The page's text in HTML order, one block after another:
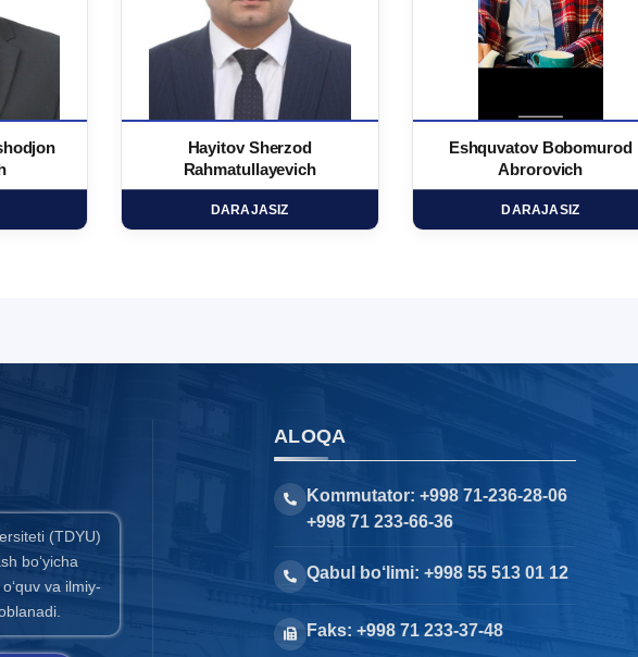
Hayitov Sherzod
Rahmatullayevich
DARAJASIZ
Eshquvatov Bobomurod
Abrorovich
DARAJASIZ
(TDYU)
bo‘yicha
va ilmiy-
ALOQA
Kommutator: +998 71-236-28-06
+998 71 233-66-36
Qabul bo‘limi: +998 55 513 01 12
Faks: +998 71 233-37-48